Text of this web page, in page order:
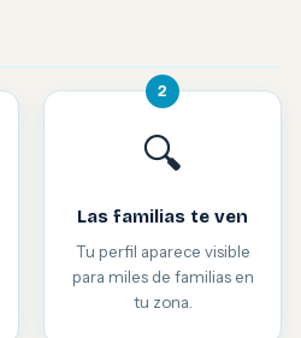
2
🔍
Las familias te ven
Tu perfil aparece visible
para miles de familias en
tu zona.